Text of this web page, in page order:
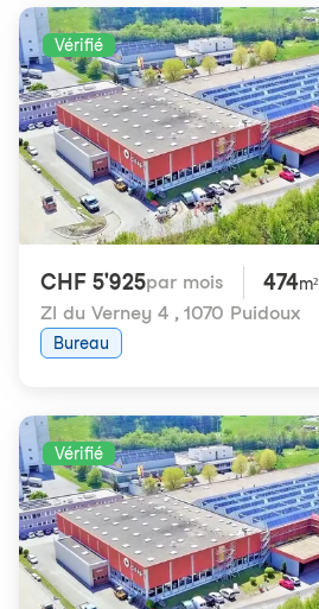
Vérifié
CHF 5'925par mois 474m²
ZI du Verney 4 , 1070 Puidoux
Bureau
Vérifié